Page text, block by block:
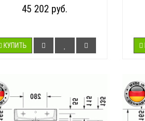
45 202 руб.
КУПИТЬ